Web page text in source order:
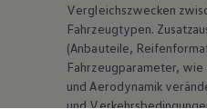
Vergleichszwecken
Fahrzeugtypen.
(Anbauteile,
Fahrzeugparameter, wie
und Aerodynamik
und